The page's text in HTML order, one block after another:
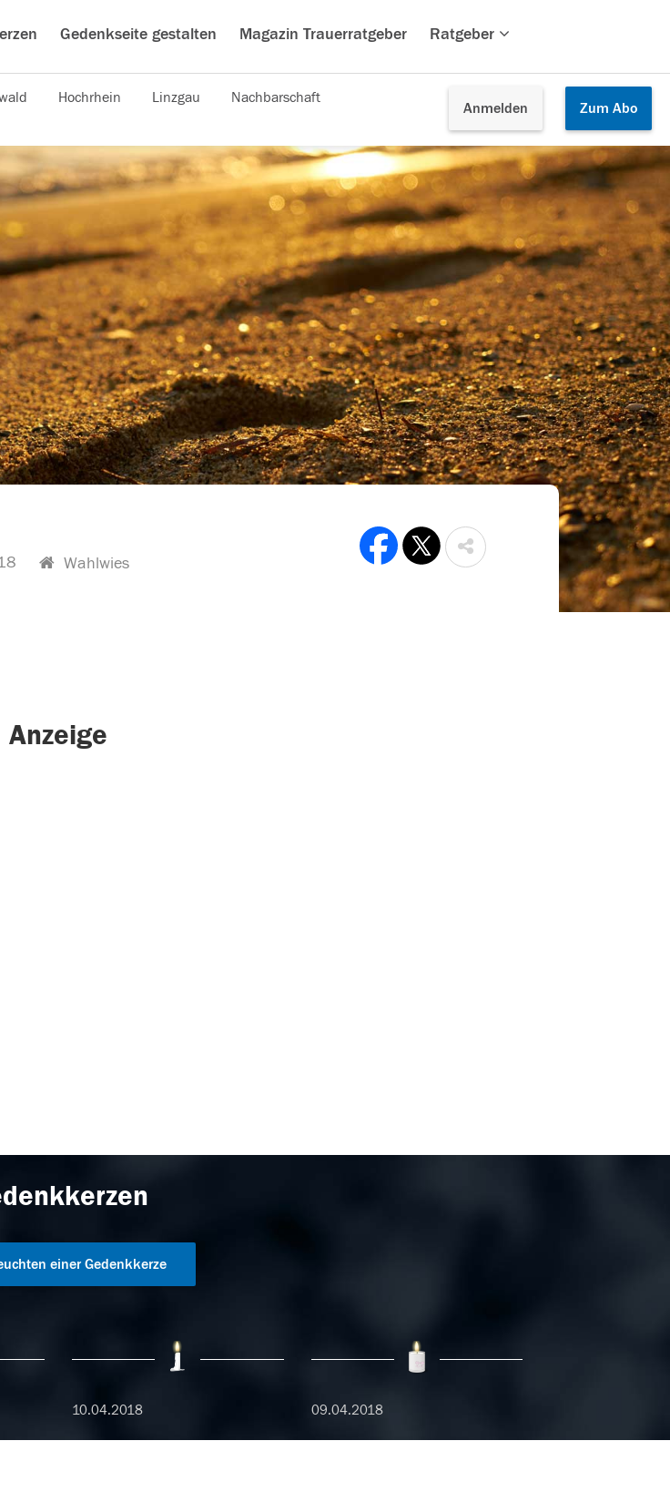
Gedenkseite gestalten Magazin Trauerratgeber Ratgeber
Anmelden Zum Abo
Hochrhein Linzgau Nachbarschaft
Wahlwies
Anzeige
einer Gedenkkerze
10.04.2018 09.04.2018